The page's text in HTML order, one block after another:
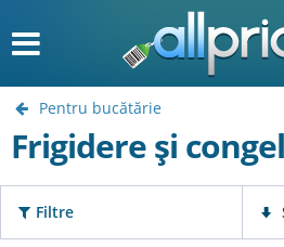
Pentru bucătărie
Frigidere şi
Filtre